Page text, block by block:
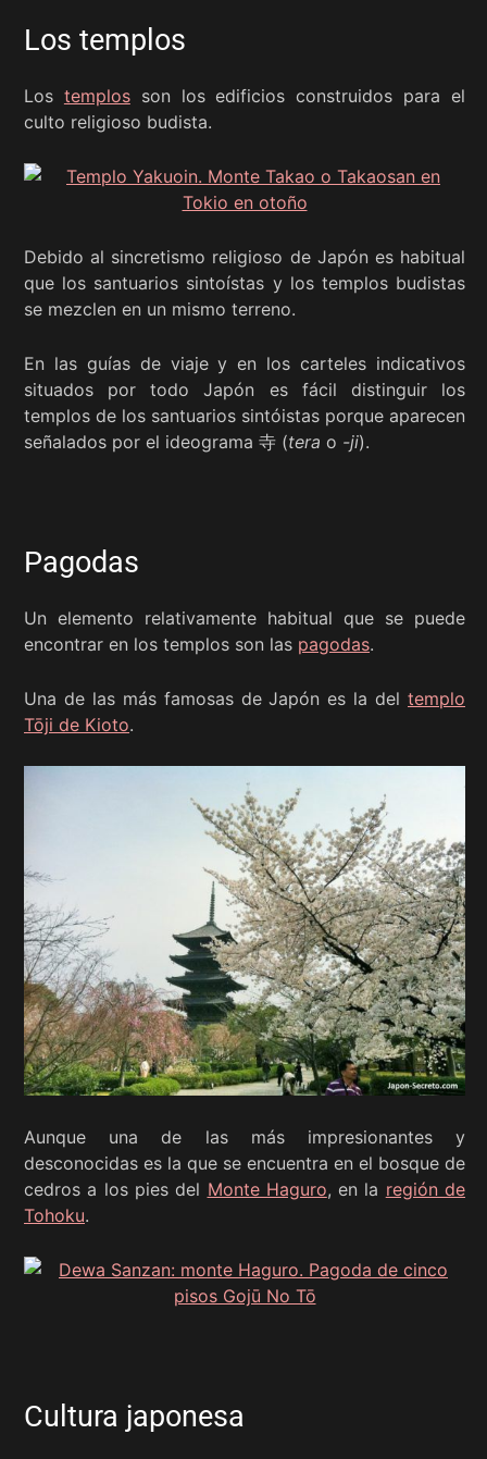
Los templos
Los templosson los edificios construidos para el
culto religioso budista.
Debido al sincretismo religioso de Japón es habitual
que los santuarios sintoístas y los templos budistas
se mezclen en un mismo terreno.
En las guías de viaje y en los carteles indicativos
situados por todo Japón es fácil distinguir los
templos de los santuarios sintóistas porque aparecen
señalados por el ideograma 寺 (tera o -ji).
Pagodas
Un elemento relativamente habitual que se puede
encontrar en los templos son las pagodas.
Una de las más famosas de Japón es la del templo
Tōji de Kioto.
Aunque una de las más impresionantes y
desconocidas es la que se encuentra en el bosque de
cedros a los pies del Monte Haguro, en la región de
Tohoku.
Cultura japonesa